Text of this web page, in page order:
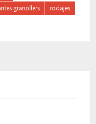
granollers
rodajes